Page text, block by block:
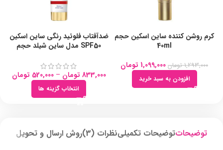
کرم روشن کننده ساین اسکین حجم
40ml
1,293,000 تومان 1,099,000 تومان
افزودن به سبد خرید
ضدآفتاب فلوئید رنگی ساین اسکین
SPF50 مدل ساین شیلد حجم
833,000 تومان –
520,000 تومان
انتخاب گزینه ها
توضیحاتتوضیحات تکمیلینظرات (3) روش ارسال و تحویل